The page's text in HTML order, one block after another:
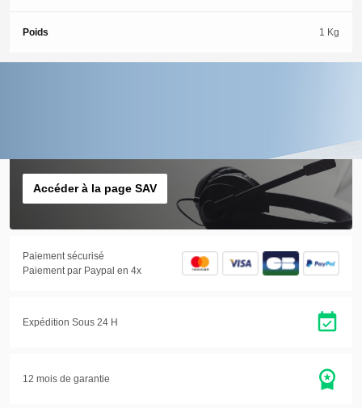
Poids 1 Kg
Accéder à la page SAV
Paiement sécurisé
Paiement par Paypal en 4x
Expédition Sous 24 H
12 mois de garantie